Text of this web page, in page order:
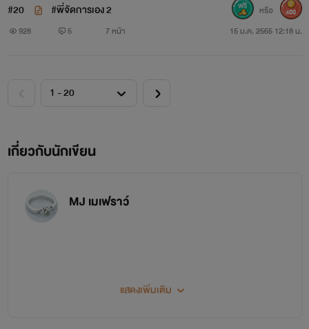
#20 #พี่จัดการเอง 2
928 5 7 หน้า 15 ม.ค. 2565 12:18 น.
หรือ 400
เกี่ยวกับนักเขียน
MJ เมเฟราว์
แสดงเพิ่มเติม